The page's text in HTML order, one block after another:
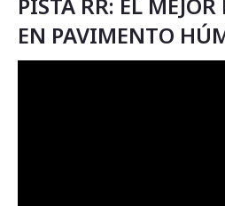
EN PAVIMENTO